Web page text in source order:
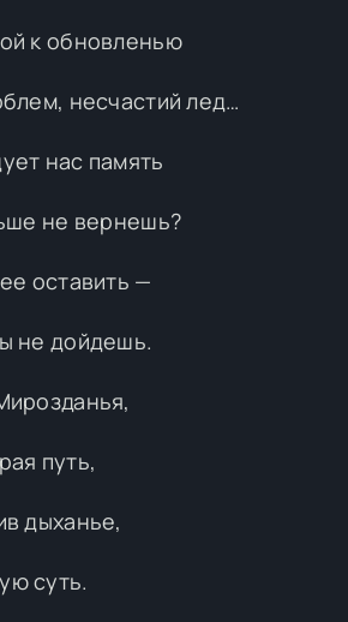
к обновленью
несчастий лед…
нас память
не вернешь?
оставить —
не дойдешь.
путь,
дыханье,
суть.